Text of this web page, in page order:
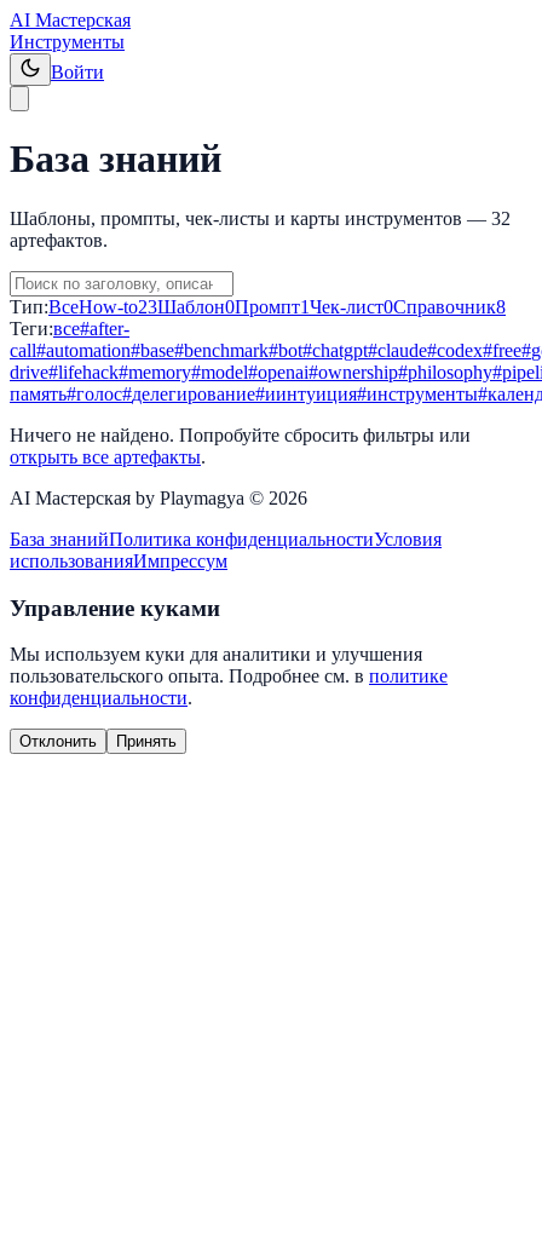
AI Мастерская
Инструменты
Войти
База знаний
Шаблоны, промпты, чек-листы и карты инструментов — 32
артефактов.
Тип:ВсеHow-to23Шаблон0Промпт1Чек-лист0Справочник8
Теги:все#after-
call#automation#base#benchmark#bot#chatgpt#claude#codex#free#
drive#lifehack#memory#model#openai#ownership#philosophy#
память#голос#делегирование#иинтуиция#инструменты#
Ничего не найдено. Попробуйте сбросить фильтры или
открыть все артефакты.
AI Мастерская by Playmagya © 2026
База знанийПолитика конфиденциальностиУсловия
использованияИмпрессум
Управление куками
Мы используем куки для аналитики и улучшения
пользовательского опыта. Подробнее см. в политике
конфиденциальности.
Отклонить Принять